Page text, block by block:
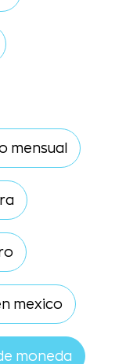
mensual
mexico
moneda